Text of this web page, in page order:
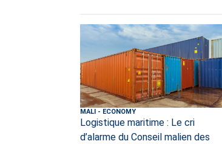
MALI - ECONOMY
Logistique maritime : Le cri
d’alarme du Conseil malien des